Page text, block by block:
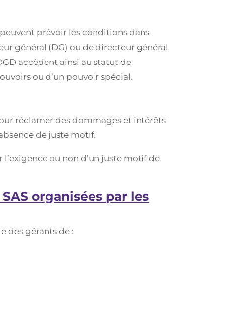
prévoir les conditions dans
général (DG) ou de directeur général
accèdent ainsi au statut de
ou d’un pouvoir spécial.
réclamer des dommages et intérêts
de juste motif.
ou non d’un juste motif de
organisées par les
des gérants de :